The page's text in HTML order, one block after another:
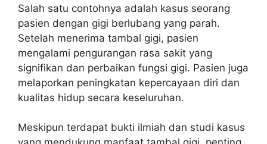
Salah satu contohnya adalah kasus seorang
pasien dengan gigi berlubang yang parah.
Setelah menerima tambal gigi, pasien
mengalami pengurangan rasa sakit yang
signifikan dan perbaikan fungsi gigi. Pasien juga
melaporkan peningkatan kepercayaan diri dan
kualitas hidup secara keseluruhan.
Meskipun terdapat bukti ilmiah dan studi kasus